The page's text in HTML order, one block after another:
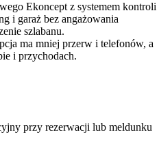
Ekoncept z systemem kontroli
i garaż bez angażowania
szlabanu.
ma mniej przerw i telefonów, a
i przychodach.
przy rezerwacji lub meldunku